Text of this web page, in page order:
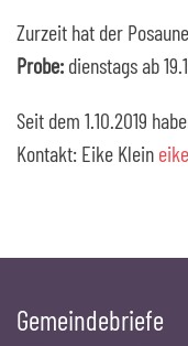
Zurzeit hat der
Probe: dienstags ab
Seit dem 1.10.2019
Kontakt: Eike Klein
Gemeindebriefe